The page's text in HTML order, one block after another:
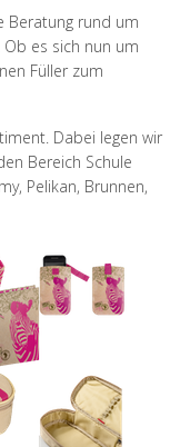
Beratung rund um
es sich nun um
Füller zum
Dabei legen wir
Bereich Schule
Pelikan, Brunnen,